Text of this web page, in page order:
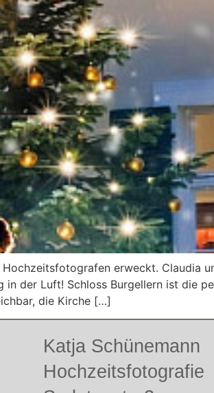
erweckt. Claudia
der Luft! Schloss Burgellern ist die
die Kirche […]
Katja Schünemann
Hochzeitsfotografie